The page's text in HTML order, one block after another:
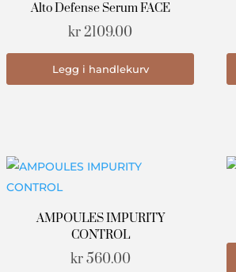
Alto Defense Serum FACE
kr2109.00
Legg i handlekurv
AMPOULES IMPURITY
CONTROL
kr560.00